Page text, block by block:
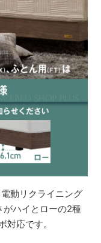
動リクライニング
がハイとローの2種
対応です。